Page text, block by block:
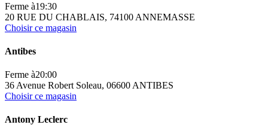
Ferme à19:30
20 RUE DU CHABLAIS, 74100 ANNEMASSE
Choisir ce magasin
Antibes
Ferme à20:00
36 Avenue Robert Soleau, 06600 ANTIBES
Choisir ce magasin
Antony Leclerc